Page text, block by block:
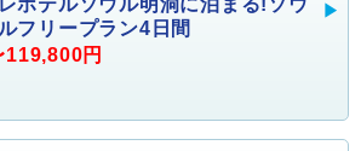
レホテルソウル明洞に泊まる!ソウ
フリープラン4日間
円